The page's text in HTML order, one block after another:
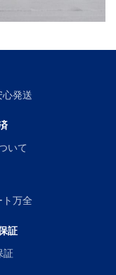
発送
いて
万全
証
証